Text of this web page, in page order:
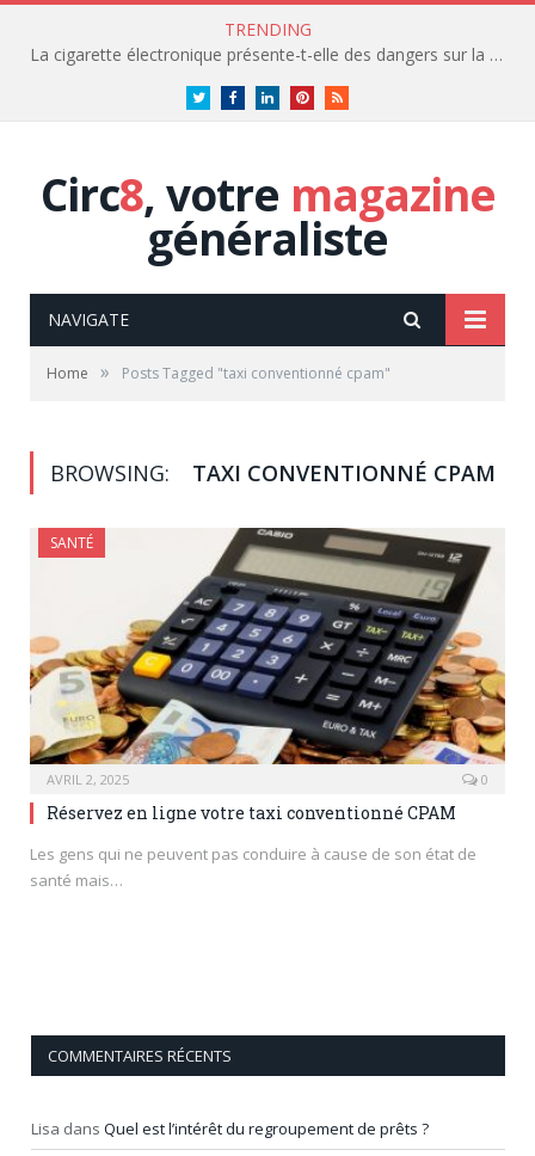
TRENDING
La cigarette électronique présente-t-elle des dangers sur la santé?
TwitterFacebookLinkedInPinterestRSS
Circ8, votre magazine
généraliste
NAVIGATE
Home » Posts Tagged "taxi conventionné cpam"
BROWSING: TAXI CONVENTIONNÉ CPAM
SANTÉ
AVRIL 2, 2025 0
Réservez en ligne votre taxi conventionné CPAM
Les gens qui ne peuvent pas conduire à cause de son état de
santé mais…
COMMENTAIRES RÉCENTS
Lisa dans Quel est l’intérêt du regroupement de prêts ?